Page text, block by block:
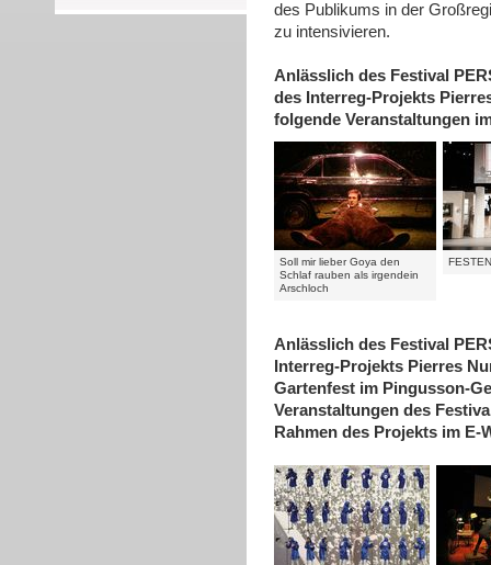
des Publikums in der
zu intensivieren.
Anlässlich des Festival
des Interreg-Projekts
folgende Veranstaltungen
Soll mir lieber Goya den
Schlaf rauben als irgendein
Arschloch
FESTEN
Anlässlich des Festival
Interreg-Projekts Pierres
Gartenfest im Pingusson-
Veranstaltungen des
Rahmen des Projekts im